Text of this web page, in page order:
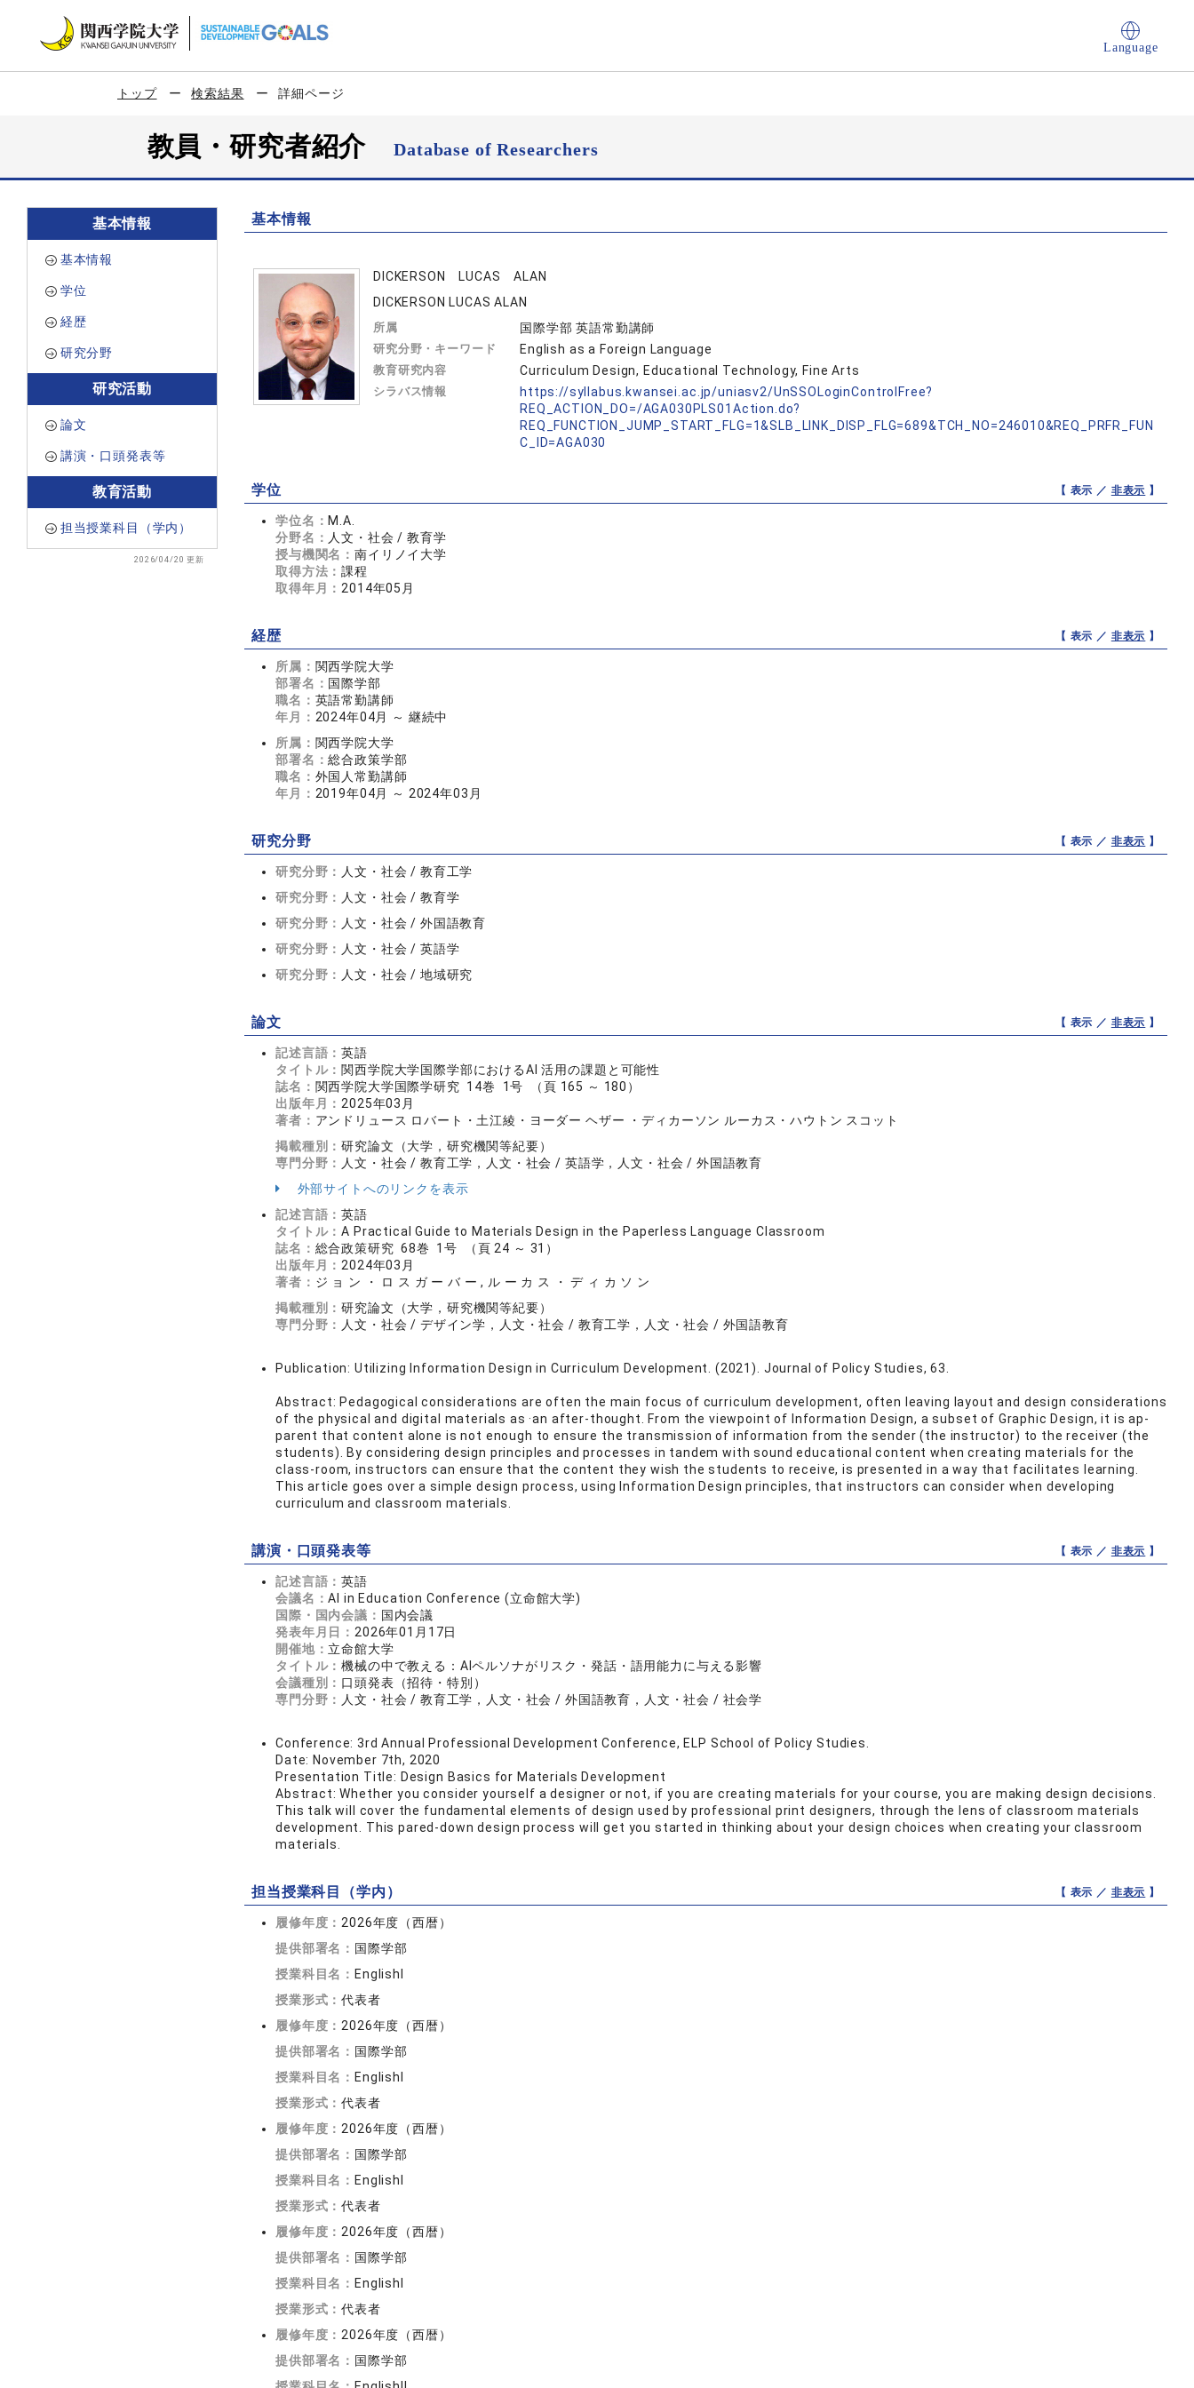
Language
トップ 検索結果 詳細ページ
教員・研究者紹介Database of Researchers
基本情報
基本情報
学位
経歴
研究分野
研究活動
論文
講演・口頭発表等
教育活動
担当授業科目（学内）
2026/04/20 更新
基本情報
DICKERSON LUCAS ALAN
DICKERSON LUCAS ALAN
所属 国際学部 英語常勤講師
研究分野・キーワード English as a Foreign Language
教育研究内容 Curriculum Design, Educational Technology, Fine Arts
シラバス情報
https://syllabus.kwansei.ac.jp/uniasv2/UnSSOLoginControlFree?
REQ_ACTION_DO=/AGA030PLS01Action.do?
REQ_FUNCTION_JUMP_START_FLG=1&SLB_LINK_DISP_FLG=689&TCH_NO=246010&REQ_PRFR_FUN
C_ID=AGA030
学位 【 表示 ／ 非表示 】
学位名： M.A.
分野名： 人文・社会 / 教育学
授与機関名：南イリノイ大学
取得方法：課程
取得年月： 2014年05月
経歴 【 表示 ／ 非表示 】
所属： 関西学院大学
部署名： 国際学部
職名： 英語常勤講師
年月： 2024年04月 ～ 継続中
所属： 関西学院大学
部署名：総合政策学部
職名： 外国人常勤講師
年月： 2019年04月 ～ 2024年03月
研究分野 【 表示 ／ 非表示 】
研究分野： 人文・社会 / 教育工学
研究分野： 人文・社会 / 教育学
研究分野： 人文・社会 / 外国語教育
研究分野： 人文・社会 / 英語学
研究分野： 人文・社会 / 地域研究
論文 【 表示 ／ 非表示 】
記述言語：英語
タイトル： 関西学院大学国際学部におけるAI 活用の課題と可能性
誌名： 関西学院大学国際学研究 14巻 1号 （頁 165 ～ 180）
出版年月： 2025年03月
著者： アンドリュース ロバート・土江綾・ヨーダー ヘザー ・ディカーソン ルーカス・ハウトン スコット
掲載種別：研究論文（大学，研究機関等紀要）
専門分野： 人文・社会 / 教育工学，人文・社会 / 英語学，人文・社会 / 外国語教育
外部サイトへのリンクを表示
記述言語：英語
タイトル：A Practical Guide to Materials Design in the Paperless Language Classroom
誌名： 総合政策研究 68巻 1号 （頁 24 ～ 31）
出版年月： 2024年03月
著者： ジ ョ ン ・ ロ ス ガ ー バ ー , ル ー カ ス ・ デ ィ カ ソ ン
掲載種別：研究論文（大学，研究機関等紀要）
専門分野： 人文・社会 / デザイン学，人文・社会 / 教育工学，人文・社会 / 外国語教育
Publication: Utilizing Information Design in Curriculum Development. (2021). Journal of Policy Studies, 63.
Abstract: Pedagogical considerations are often the main focus of curriculum development, often leaving layout and design considerations
of the physical and digital materials as ·an after-thought. From the viewpoint of Information Design, a subset of Graphic Design, it is ap-
parent that content alone is not enough to ensure the transmission of information from the sender (the instructor) to the receiver (the
students). By considering design principles and processes in tandem with sound educational content when creating materials for the
class-room, instructors can ensure that the content they wish the students to receive, is presented in a way that facilitates learning.
This article goes over a simple design process, using Information Design principles, that instructors can consider when developing
curriculum and classroom materials.
講演・口頭発表等 【 表示 ／ 非表示 】
記述言語：英語
会議名：AI in Education Conference (立命館大学)
国際・国内会議： 国内会議
発表年月日： 2026年01月17日
開催地： 立命館大学
タイトル：機械の中で教える：AIペルソナがリスク・発話・語用能力に与える影響
会議種別： 口頭発表（招待・特別）
専門分野： 人文・社会 / 教育工学，人文・社会 / 外国語教育，人文・社会 / 社会学
Conference: 3rd Annual Professional Development Conference, ELP School of Policy Studies.
Date: November 7th, 2020
Presentation Title: Design Basics for Materials Development
Abstract: Whether you consider yourself a designer or not, if you are creating materials for your course, you are making design decisions.
This talk will cover the fundamental elements of design used by professional print designers, through the lens of classroom materials
development. This pared-down design process will get you started in thinking about your design choices when creating your classroom
materials.
担当授業科目（学内） 【 表示 ／ 非表示 】
履修年度： 2026年度（西暦）
提供部署名： 国際学部
授業科目名： EnglishI
授業形式：代表者
履修年度： 2026年度（西暦）
提供部署名： 国際学部
授業科目名： EnglishI
授業形式：代表者
履修年度： 2026年度（西暦）
提供部署名： 国際学部
授業科目名： EnglishI
授業形式：代表者
履修年度： 2026年度（西暦）
提供部署名： 国際学部
授業科目名： EnglishI
授業形式：代表者
履修年度： 2026年度（西暦）
提供部署名： 国際学部